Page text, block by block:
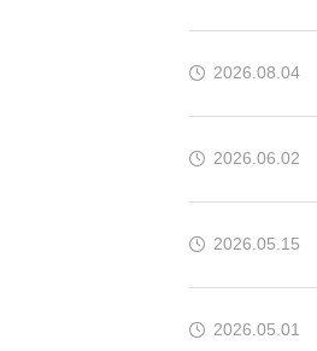
2026.08.04
2026.06.02
2026.05.15
2026.05.01